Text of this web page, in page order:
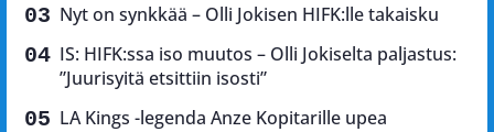
Nyt on synkkää – Olli Jokisen HIFK:lle takaisku
IS: HIFK:ssa iso muutos – Olli Jokiselta paljastus:
”Juurisyitä etsittiin isosti”
LA Kings -legenda Anze Kopitarille upea